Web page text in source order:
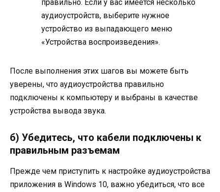
правильно. Если у вас имеется несколько
аудиоустройств, выберите нужное
устройство из выпадающего меню
«Устройства воспроизведения».
После выполнения этих шагов вы можете быть
уверены, что аудиоустройства правильно
подключены к компьютеру и выбраны в качестве
устройства вывода звука.
б) Убедитесь, что кабели подключены к
правильным разъемам
Прежде чем приступить к настройке аудиоустройства
приложения в Windows 10, важно убедиться, что все